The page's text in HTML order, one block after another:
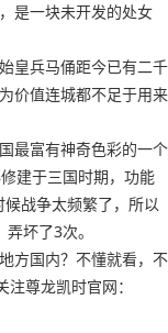
是一块未开发的处女
皇兵马俑距今已有二千
价值连城都不足于用来
最富有神奇色彩的一个
建于三国时期，功能
战争太频繁了，所以
坏了3次。
方国内？不懂就看，不
尊龙凯时官网：